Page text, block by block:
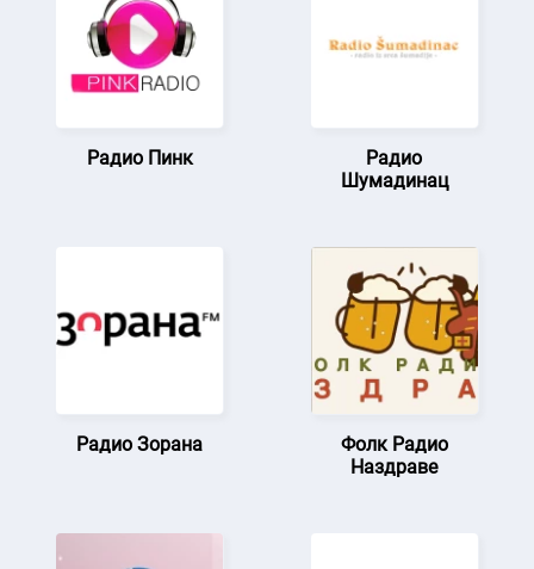
Радио Пинк
Радио
Шумадинац
Радио Зорана
Фолк Радио
Наздраве